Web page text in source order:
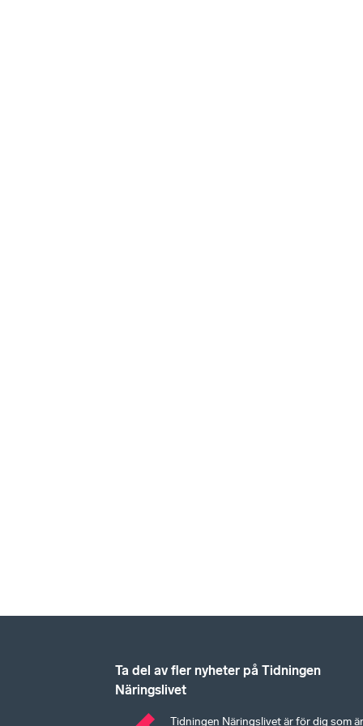
Ta del av fler nyheter på Tidningen
Näringslivet
Tidningen Näringslivet är för dig som är